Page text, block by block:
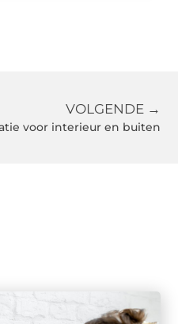
VOLGENDE →
voor interieur en buiten